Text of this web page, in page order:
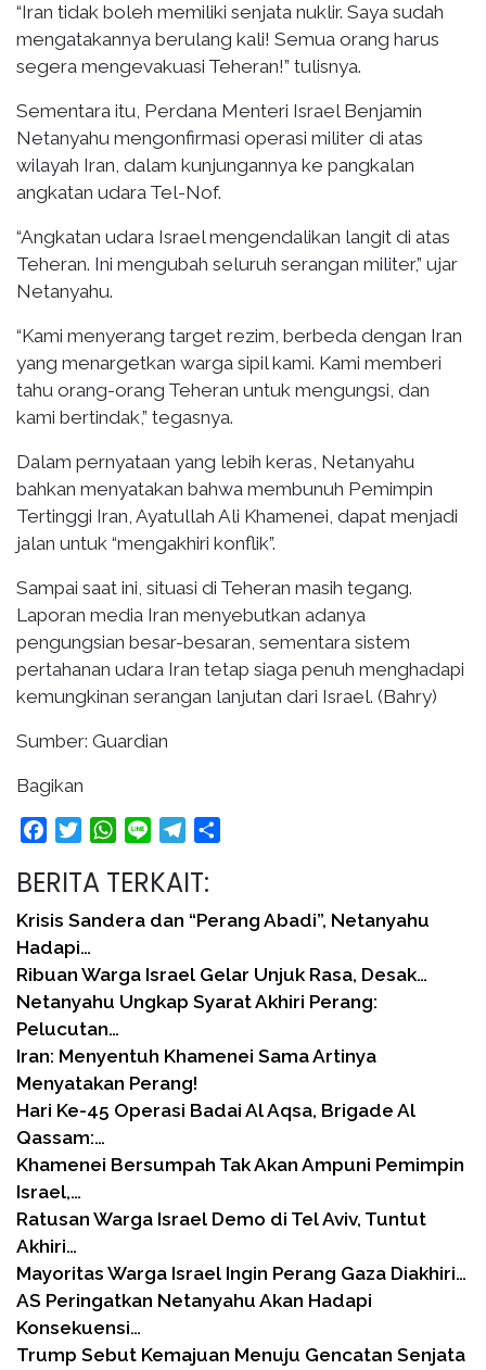
“Iran tidak boleh memiliki senjata nuklir. Saya sudah
mengatakannya berulang kali! Semua orang harus
segera mengevakuasi Teheran!” tulisnya.
Sementara itu, Perdana Menteri Israel Benjamin
Netanyahu mengonfirmasi operasi militer di atas
wilayah Iran, dalam kunjungannya ke pangkalan
angkatan udara Tel-Nof.
“Angkatan udara Israel mengendalikan langit di atas
Teheran. Ini mengubah seluruh serangan militer,” ujar
Netanyahu.
“Kami menyerang target rezim, berbeda dengan Iran
yang menargetkan warga sipil kami. Kami memberi
tahu orang-orang Teheran untuk mengungsi, dan
kami bertindak,” tegasnya.
Dalam pernyataan yang lebih keras, Netanyahu
bahkan menyatakan bahwa membunuh Pemimpin
Tertinggi Iran, Ayatullah Ali Khamenei, dapat menjadi
jalan untuk “mengakhiri konflik”.
Sampai saat ini, situasi di Teheran masih tegang.
Laporan media Iran menyebutkan adanya
pengungsian besar-besaran, sementara sistem
pertahanan udara Iran tetap siaga penuh menghadapi
kemungkinan serangan lanjutan dari Israel. (Bahry)
Sumber: Guardian
Bagikan
FacebookTwitterWhatsApp
Line Telegram
BERITA TERKAIT:
Krisis Sandera dan “Perang Abadi”, Netanyahu
Hadapi…
Ribuan Warga Israel Gelar Unjuk Rasa, Desak…
Netanyahu Ungkap Syarat Akhiri Perang:
Pelucutan…
Iran: Menyentuh Khamenei Sama Artinya
Menyatakan Perang!
Hari Ke-45 Operasi Badai Al Aqsa, Brigade Al
Qassam:…
Khamenei Bersumpah Tak Akan Ampuni Pemimpin
Israel,…
Ratusan Warga Israel Demo di Tel Aviv, Tuntut
Akhiri…
Mayoritas Warga Israel Ingin Perang Gaza Diakhiri…
AS Peringatkan Netanyahu Akan Hadapi
Konsekuensi…
Trump Sebut Kemajuan Menuju Gencatan Senjata